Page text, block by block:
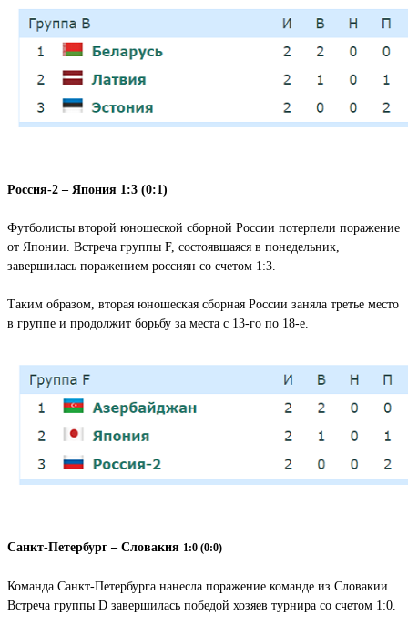
Россия-2 – Япония 1:3 (0:1)
Футболисты второй юношеской сборной России потерпели поражение
от Японии. Встреча группы F, состоявшаяся в понедельник,
завершилась поражением россиян со счетом 1:3.
Таким образом, вторая юношеская сборная России заняла третье место
в группе и продолжит борьбу за места с 13-го по 18-е.
Санкт-Петербург – Словакия 1:0 (0:0)
Команда Санкт-Петербурга нанесла поражение команде из Словакии.
Встреча группы D завершилась победой хозяев турнира со счетом 1:0.